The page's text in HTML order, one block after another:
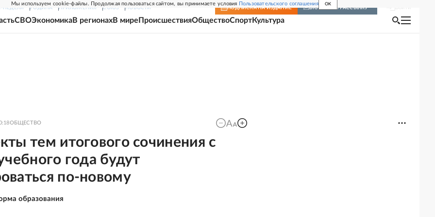
Мы используем cookie-файлы. Продолжая пользоваться сайтом, вы принимаете условия Пользовательского соглашения OK
НЕДЕЛЯ РОДИНА ПРИЛОЖЕНИЯ СОЮЗ НОВОСТИ ПОДПИСКА НА ИЗДАНИЕ ВКЛЮЧИТЬ РАССЫЛКУ
СВОЭкономикаВ регионахВ мире ПроисшествияОбществоСпортКультура
ОБЩЕСТВО
тем итогового сочинения с
года будут
по-новому
образования